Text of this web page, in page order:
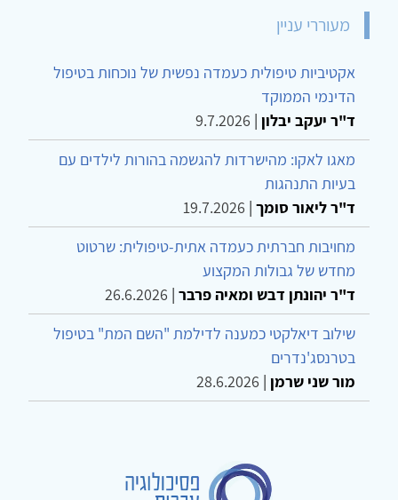
מעוררי עניין
אקטיביות טיפולית כעמדה נפשית של נוכחות בטיפול
הדינמי הממוקד
ד"ר יעקב יבלון |
9.7.2026
מאגו לאקו: מהישרדות להגשמה בהורות לילדים עם
בעיות התנהגות
ד"ר ליאור סומך |
19.7.2026
מחויבות חברתית כעמדה אתית-טיפולית: שרטוט
מחדש של גבולות המקצוע
ד"ר יהונתן דבש ומאיה פרבר |
26.6.2026
שילוב דיאלקטי כמענה לדילמת "השם המת" בטיפול
בטרנסג'נדרים
מור שני שרמן |
28.6.2026